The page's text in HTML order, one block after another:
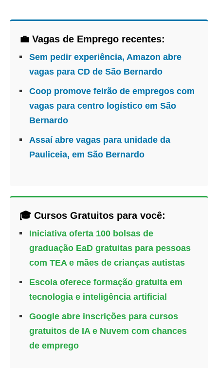
💼 Vagas de Emprego recentes:
Sem pedir experiência, Amazon abre
vagas para CD de São Bernardo
Coop promove feirão de empregos com
vagas para centro logístico em São
Bernardo
Assaí abre vagas para unidade da
Pauliceia, em São Bernardo
🎓 Cursos Gratuitos para você:
Iniciativa oferta 100 bolsas de
graduação EaD gratuitas para pessoas
com TEA e mães de crianças autistas
Escola oferece formação gratuita em
tecnologia e inteligência artificial
Google abre inscrições para cursos
gratuitos de IA e Nuvem com chances
de emprego